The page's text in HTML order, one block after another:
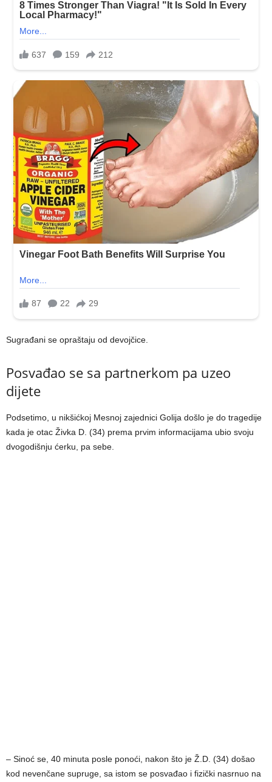
Sugrađani se opraštaju od devojčice.
Posvađao se sa partnerkom pa uzeo
dijete
Podsetimo, u nikšićkoj Mesnoj zajednici Golija došlo je do tragedije
kada je otac Živka D. (34) prema prvim informacijama ubio svoju
dvogodišnju ćerku, pa sebe.
– Sinoć se, 40 minuta posle ponoći, nakon što je Ž.D. (34) došao
kod nevenčane supruge, sa istom se posvađao i fizički nasrnuo na